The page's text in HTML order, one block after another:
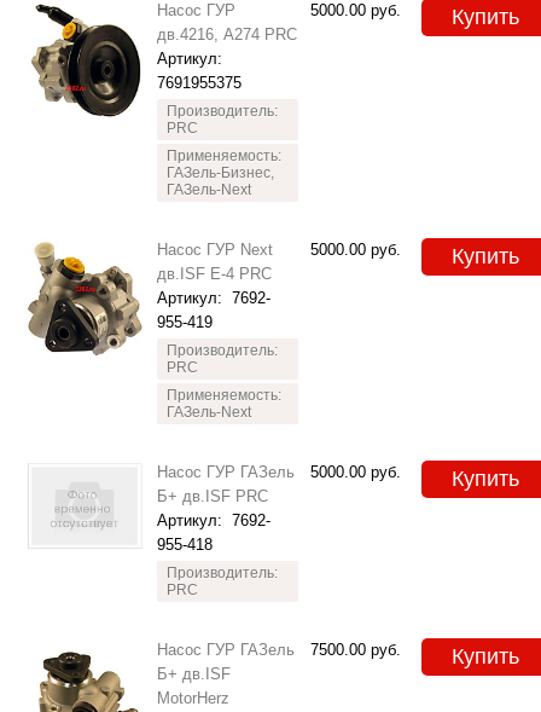
Насос ГУР
дв.4216, А274 PRC
Артикул:
7691955375
Производитель:
PRC
Применяемость:
ГАЗель-Бизнес,
ГАЗель-Next
5000.00 руб. Купить
Насос ГУР Next
дв.ISF Е-4 PRC
Артикул: 7692-
955-419
Производитель:
PRC
Применяемость:
ГАЗель-Next
5000.00 руб. Купить
Насос ГУР ГАЗель
Б+ дв.ISF PRC
Артикул: 7692-
955-418
Производитель:
PRC
5000.00 руб. Купить
Насос ГУР ГАЗель
Б+ дв.ISF
MotorHerz
7500.00 руб. Купить